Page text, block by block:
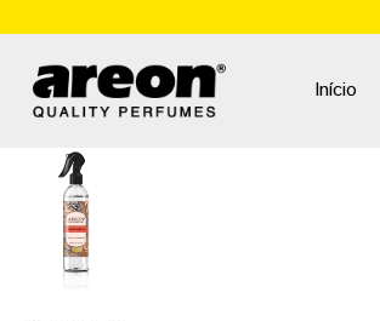
Início